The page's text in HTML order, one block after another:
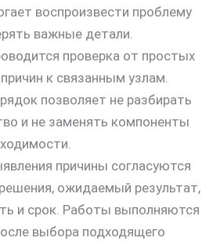
воспроизвести проблему
важные детали.
проверка от простых
к связанным узлам.
позволяет не разбирать
и не заменять компоненты
причины согласуются
ожидаемый результат,
и срок. Работы выполняются
выбора подходящего
скидку